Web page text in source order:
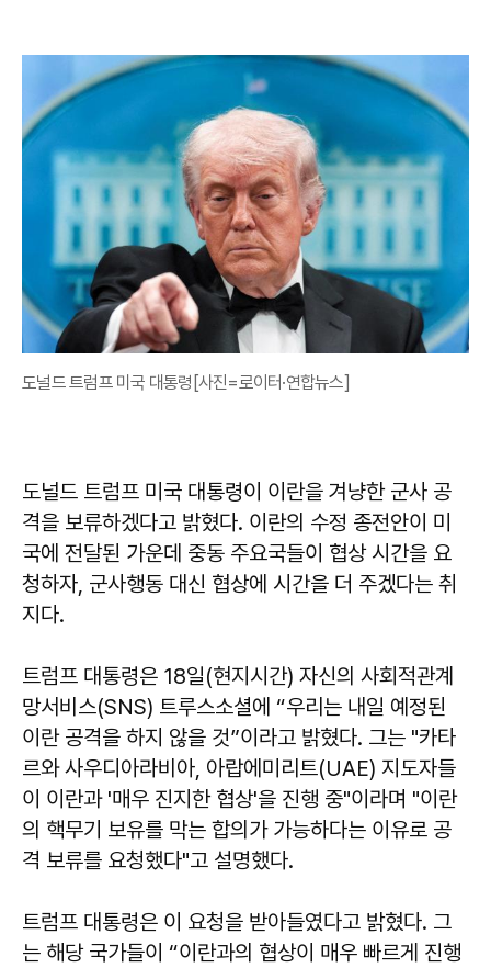
도널드 트럼프 미국 대통령[사진=로이터·연합뉴스]
도널드 트럼프 미국 대통령이 이란을 겨냥한 군사 공
격을 보류하겠다고 밝혔다. 이란의 수정 종전안이 미
국에 전달된 가운데 중동 주요국들이 협상 시간을 요
청하자, 군사행동 대신 협상에 시간을 더 주겠다는 취
지다.
트럼프 대통령은 18일(현지시간) 자신의 사회적관계
망서비스(SNS) 트루스소셜에 “우리는 내일 예정된
이란 공격을 하지 않을 것”이라고 밝혔다. 그는 "카타
르와 사우디아라비아, 아랍에미리트(UAE) 지도자들
이 이란과 '매우 진지한 협상'을 진행 중"이라며 "이란
의 핵무기 보유를 막는 합의가 가능하다는 이유로 공
격 보류를 요청했다"고 설명했다.
트럼프 대통령은 이 요청을 받아들였다고 밝혔다. 그
는 해당 국가들이 “이란과의 협상이 매우 빠르게 진행